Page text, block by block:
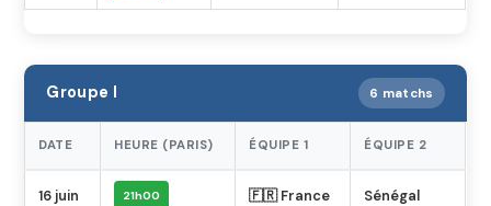
Groupe I 6 matchs
DATE HEURE (PARIS) ÉQUIPE 1 ÉQUIPE 2
16 juin 21h00 🇫🇷 France Sénégal